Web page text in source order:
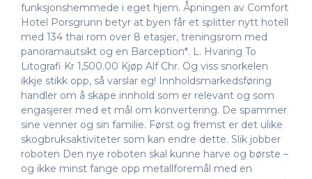
funksjonshemmede i eget hjem. Åpningen av Comfort
Hotel Porsgrunn betyr at byen får et splitter nytt hotell
med 134 thai rom over 8 etasjer, treningsrom med
panoramautsikt og en Barception*. L. Hvaring To
Litografi Kr 1,500.00 Kjøp Alf Chr. Og viss snorkelen
ikkje stikk opp, så varslar eg! Innholdsmarkedsføring
handler om å skape innhold som er relevant og som
engasjerer med et mål om konvertering. De spammer
sine venner og sin familie. Først og fremst er det ulike
skogbruksaktiviteter som kan endre dette. Slik jobber
roboten Den nye roboten skal kunne harve og børste –
og ikke minst fange opp metallforemål med en